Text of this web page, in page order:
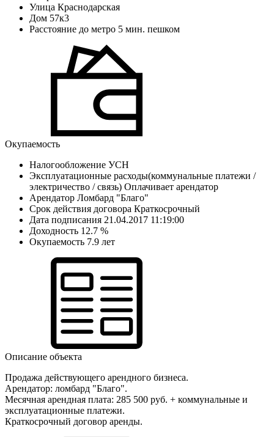
Улица Краснодарская
Дом 57к3
Расстояние до метро 5 мин. пешком
Окупаемость
Налогообложение УСН
Эксплуатационные расходы(коммунальные платежи /
электричество / связь) Оплачивает арендатор
Арендатор Ломбард "Благо"
Cрок действия договора Краткосрочный
Дата подписания 21.04.2017 11:19:00
Доходность 12.7 %
Окупаемость 7.9 лет
Описание объекта
Продажа действующего арендного бизнеса.
Арендатор: ломбард "Благо".
Месячная арендная плата: 285 500 руб. + коммунальные и
эксплуатационные платежи.
Краткосрочный договор аренды.